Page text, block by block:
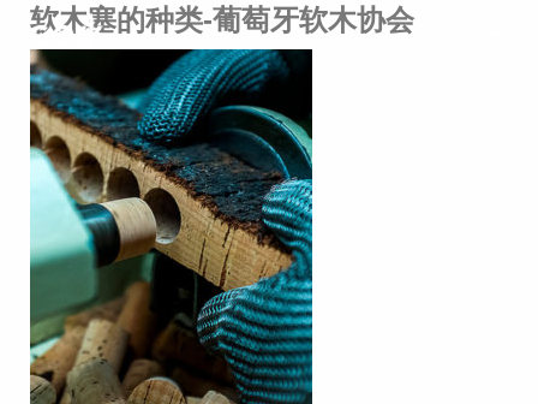
软木塞的种类-葡萄牙软木协会